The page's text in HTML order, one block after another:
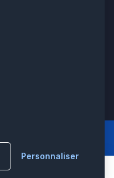
Personnaliser